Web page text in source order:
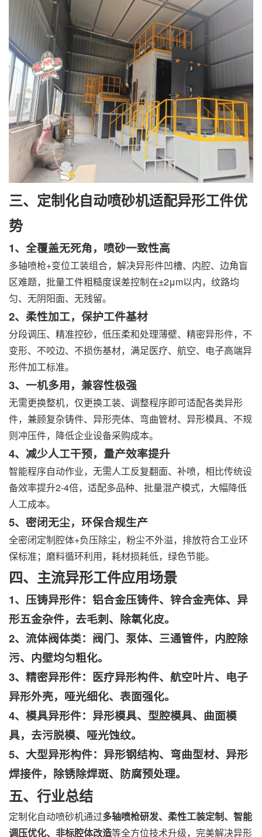
三、定制化自动喷砂机适配异形工件优
势
1、全覆盖无死角，喷砂一致性高
多轴喷枪+变位工装组合，解决异形件凹槽、内腔、边角盲
区难题，批量工件粗糙度误差控制在±2μm以内，纹路均
匀、无阴阳面、无残留。
2、柔性加工，保护工件基材
分段调压、精准控砂，低压柔和处理薄壁、精密异形件，不
变形、不咬边、不损伤基材，满足医疗、航空、电子高端异
形件加工标准。
3、一机多用，兼容性极强
无需更换整机，仅更换工装、调整程序即可适配各类异形
件，兼顾复杂铸件、异形壳体、弯曲管材、异形模具、不规
则冲压件，降低企业设备采购成本。
4、减少人工干预，量产效率提升
智能程序自动作业，无需人工反复翻面、补喷，相比传统设
备效率提升2-4倍，适配多品种、批量混产模式，大幅降低
人工成本。
5、密闭无尘，环保合规生产
全密闭定制腔体+负压除尘，粉尘不外溢，排放符合工业环
保标准；磨料循环利用，耗材损耗低，绿色节能。
四、主流异形工件应用场景
1、压铸异形件：铝合金压铸件、锌合金壳体、异
形五金杂件，去毛刺、除氧化皮。
2、流体阀体类：阀门、泵体、三通管件，内腔除
污、内壁均匀粗化。
3、精密异形件：医疗异形构件、航空叶片、电子
异形外壳，哑光细化、表面强化。
4、模具异形件：异形模具、型腔模具、曲面模
具，去污脱模、哑光蚀纹。
5、大型异形构件：异形钢结构、弯曲型材、异形
焊接件，除锈除焊斑、防腐预处理。
五、行业总结
定制化自动喷砂机通过多轴喷枪研发、柔性工装定制、智能
调压优化、非标腔体改造等全方位技术升级，完美解决异形